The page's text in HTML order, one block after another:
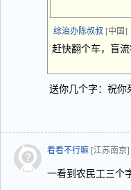
综治办陈叔叔 [中国]
赶快翻个车，盲流
送你几个字：祝你
看看不行嘛 [江苏南京]
一看到农民工三个